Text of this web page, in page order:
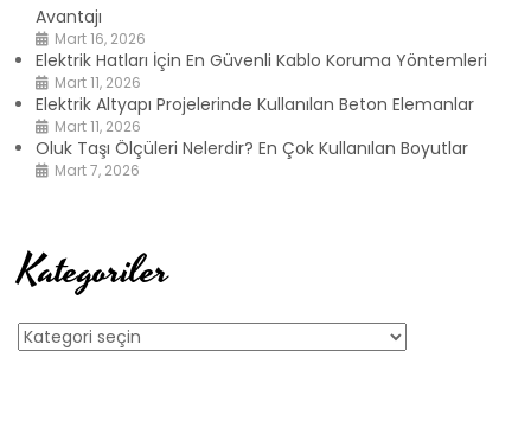
Avantajı
Mart 16, 2026
Elektrik Hatları İçin En Güvenli Kablo Koruma Yöntemleri
Mart 11, 2026
Elektrik Altyapı Projelerinde Kullanılan Beton Elemanlar
Mart 11, 2026
Oluk Taşı Ölçüleri Nelerdir? En Çok Kullanılan Boyutlar
Mart 7, 2026
Kategoriler
Kategoriler